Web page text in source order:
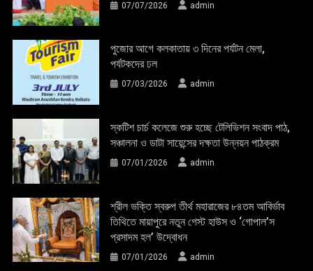
07/07/2026 admin
পুজোর আগে কলকাতায় ৩ দিনের পর্যটন মেলা,
পর্যটকদের ঢল
07/03/2026 admin
স্কটিশ চার্চ কলেজে শুরু হচ্ছে টেলিভিশন সংবাদ পাঠ,
সঞ্চালনা ও ডাটা সায়েন্সের দক্ষতা উন্নয়ন পাঠক্রম
07/01/2026 admin
শ্রীল ভক্তি স্বরুপ তীর্থ মহারাজের ৮৪তম আবির্ভাব
তিথিতে মায়াপুরে নতুন গেস্ট হাউস ও ‘গোপাল’স
প্রসাদম হল’ উদ্বোধন
07/01/2026 admin